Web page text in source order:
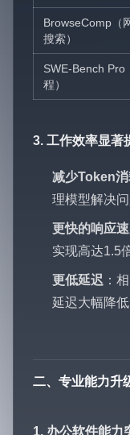
BrowseComp（
搜索）
SWE-Bench Pro
程）
3. 工作效率显著
减少Token
理模型解决
更快的响应
实现高达1.5
更低延迟 ：
延迟大幅降低
二、专业能力升
1. 办公软件能力